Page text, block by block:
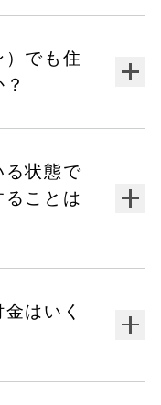
でも住
る状態で
ることは
はいく